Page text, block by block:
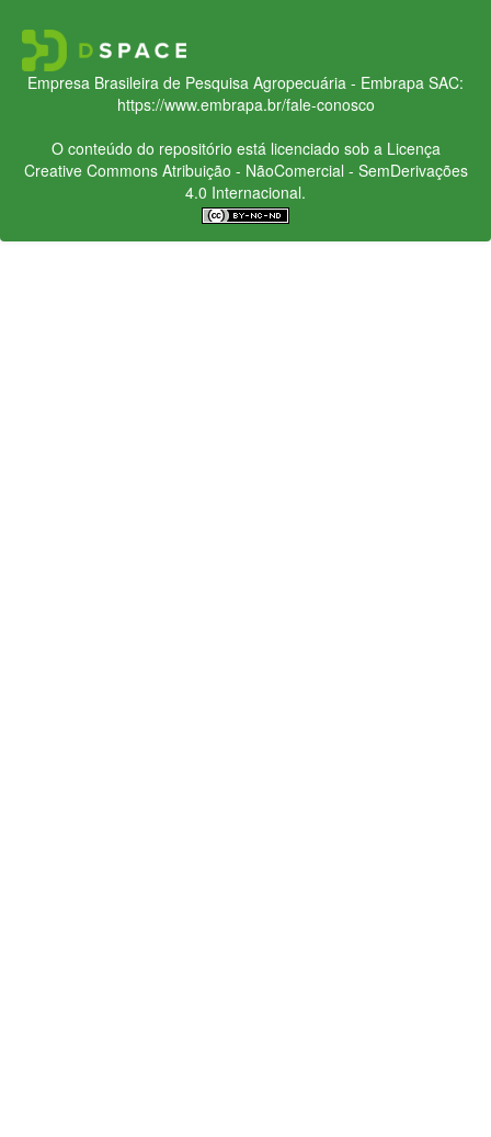
Empresa Brasileira de Pesquisa Agropecuária - Embrapa SAC:
https://www.embrapa.br/fale-conosco
O conteúdo do repositório está licenciado sob a Licença
Creative CommonsAtribuição - NãoComercial - SemDerivações
4.0 Internacional.